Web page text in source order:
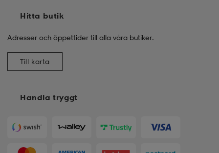
Handla tryggt
Hitta butik
Adresser och öppettider till alla våra butiker.
Till karta